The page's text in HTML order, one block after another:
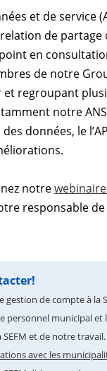
et de service
de partage
en
de notre
et regroupant
notre
données, le
notre
responsable
de compte à la
personnel municipal et
et de notre
avec les